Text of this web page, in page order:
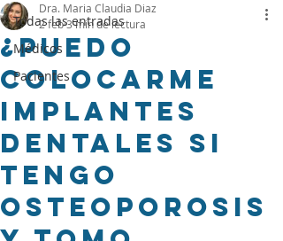
Todas las entradas
Médicos
Pacientes
¿Puedo
colocarme
implantes
dentales si
tengo
osteoporosis
Dra. Maria Claudia Diaz
2 feb3 min de lectura